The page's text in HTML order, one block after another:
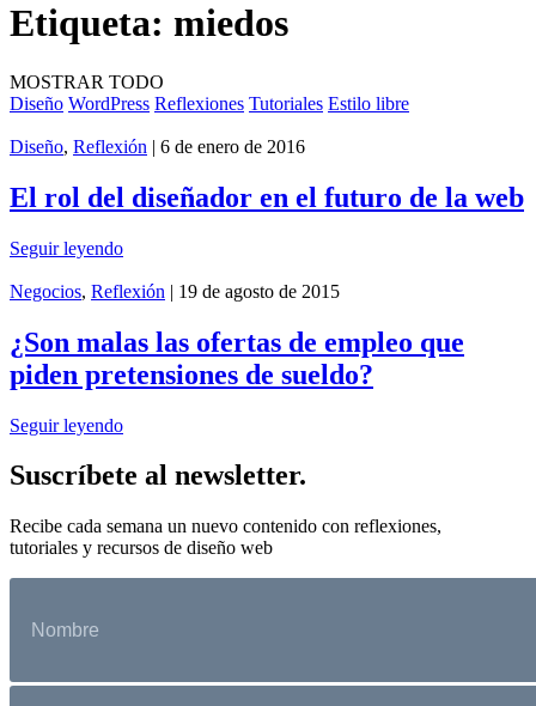
Etiqueta: miedos
MOSTRAR TODO
Diseño WordPress Reflexiones Tutoriales Estilo libre
Diseño, Reflexión | 6 de enero de 2016
El rol del diseñador en el futuro de la web
Seguir leyendo
Negocios, Reflexión | 19 de agosto de 2015
¿Son malas las ofertas de empleo que
piden pretensiones de sueldo?
Seguir leyendo
Suscríbete al newsletter.
Recibe cada semana un nuevo contenido con reflexiones,
tutoriales y recursos de diseño web